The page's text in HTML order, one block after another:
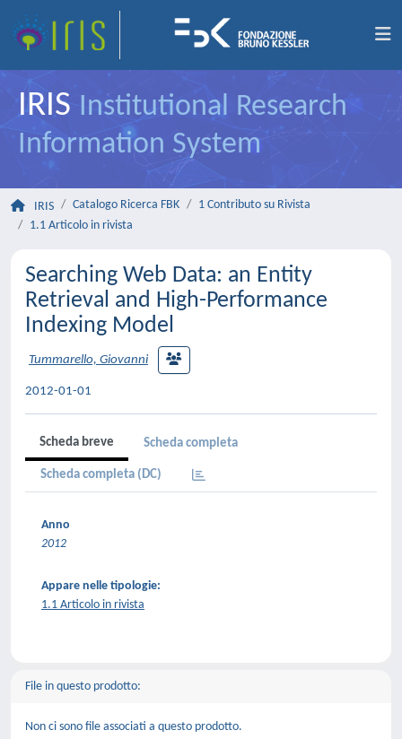
IRIS Institutional Research
Information System
IRIS Catalogo Ricerca FBK
1 Contributo su Rivista
1.1 Articolo in rivista
Searching Web Data: an Entity
Retrieval and High-Performance
Indexing Model
Tummarello, Giovanni
2012-01-01
Scheda breve Scheda completa
Scheda completa (DC)
Anno
2012
Appare nelle tipologie:
1.1 Articolo in rivista
File in questo prodotto:
Non ci sono file associati a questo prodotto.